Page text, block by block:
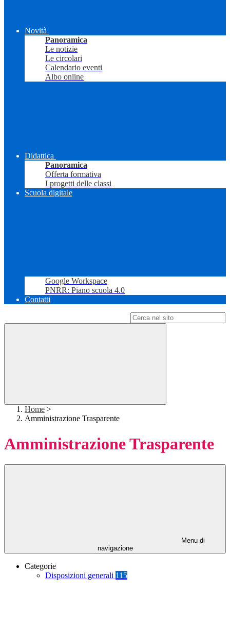
Novità
Panoramica
Le notizie
Le circolari
Calendario eventi
Albo online
Didattica
Panoramica
Offerta formativa
I progetti delle classi
Scuola digitale
Google Workspace
PNRR: Piano scuola 4.0
Contatti
Home >
Amministrazione Trasparente
Amministrazione Trasparente
Menu di
navigazione
Categorie
Disposizioni generali 115